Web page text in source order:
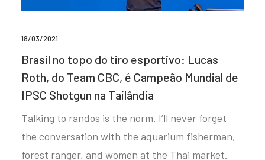
18/03/2021
Brasil no topo do tiro esportivo: Lucas
Roth, do Team CBC, é Campeão Mundial de
IPSC Shotgun na Tailândia
Talking to randos is the norm. I’ll never forget
the conversation with the aquarium fisherman,
forest ranger, and women at the Thai market.